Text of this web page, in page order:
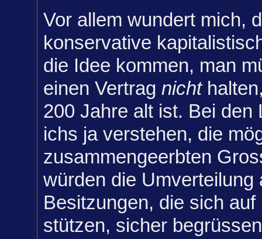
Vor allem wundert mich,
konservative
die Idee kommen, man
einen Vertrag nicht
200 Jahre alt ist. Bei den
ichs ja verstehen, die
zusammengeerbten
würden die Umverteilung
Besitzungen, die sich auf
stützen, sicher